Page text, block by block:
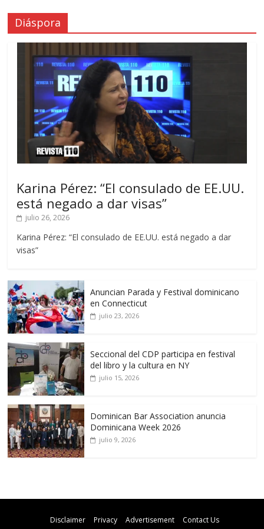
Diáspora
Karina Pérez: “El consulado de EE.UU.
está negado a dar visas”
julio 26, 2026
Karina Pérez: “El consulado de EE.UU. está negado a dar
visas”
Anuncian Parada y Festival dominicano
en Connecticut
julio 23, 2026
Seccional del CDP participa en festival
del libro y la cultura en NY
julio 15, 2026
Dominican Bar Association anuncia
Dominicana Week 2026
julio 9, 2026
Disclaimer Privacy Advertisement Contact Us